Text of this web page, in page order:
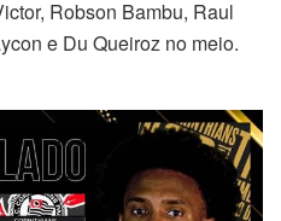
Robson Bambu, Raul
e Du Queiroz no meio.